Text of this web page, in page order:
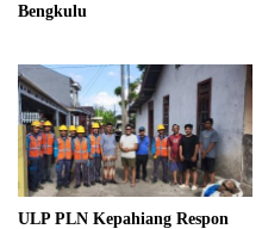
Bengkulu
ULP PLN Kepahiang Respon